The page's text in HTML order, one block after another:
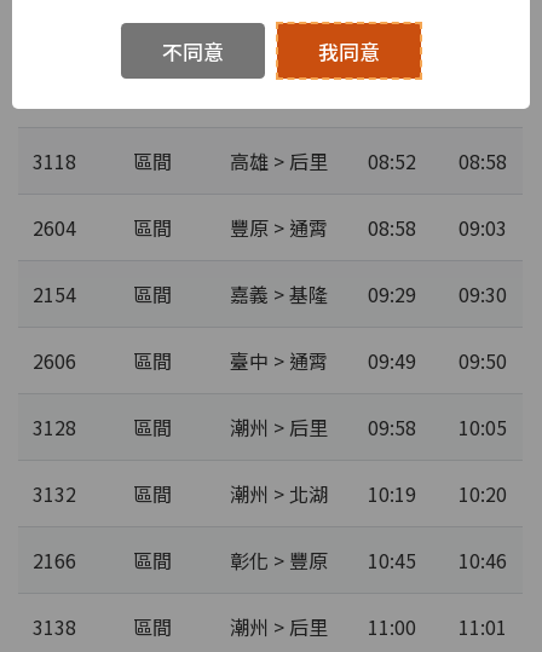
區間 嘉義 > 北湖 08:22
3118 區間 高雄 > 后里 08:52 08:58
2604 區間 豐原 > 通霄 08:58 09:03
2154 區間 嘉義 > 基隆 09:29 09:30
2606 區間 臺中 > 通霄 09:49 09:50
3128 區間 潮州 > 后里 09:58 10:05
3132 區間 潮州 > 北湖 10:19 10:20
2166 區間 彰化 > 豐原 10:45 10:46
3138 區間 潮州 > 后里 11:00 11:01
不同意 我同意